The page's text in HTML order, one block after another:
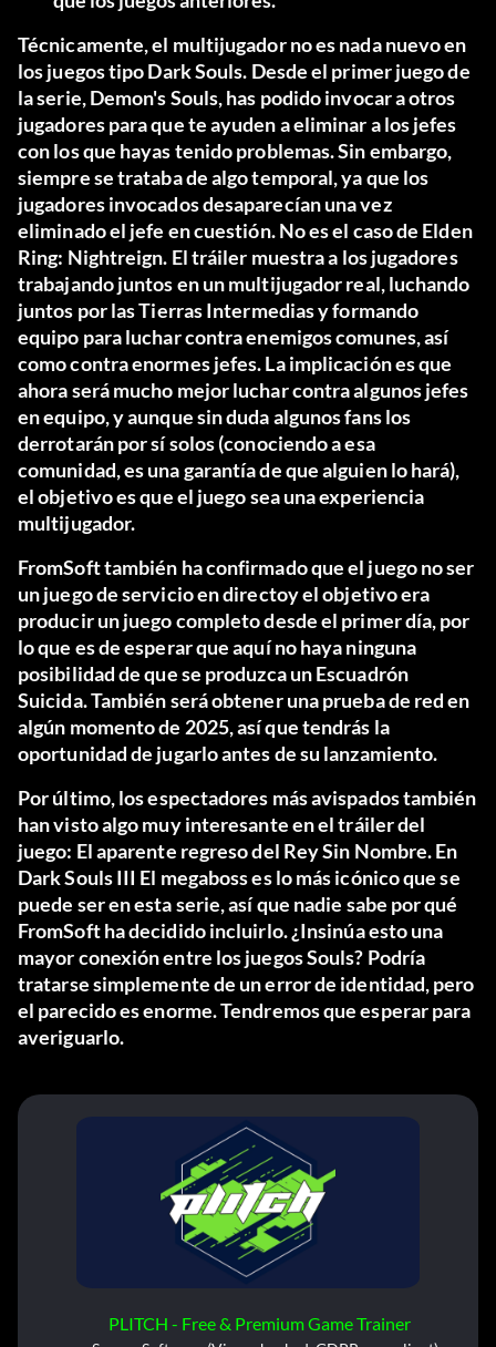
Técnicamente, el multijugador no es nada nuevo en
los juegos tipo Dark Souls. Desde el primer juego de
la serie, Demon's Souls, has podido invocar a otros
jugadores para que te ayuden a eliminar a los jefes
con los que hayas tenido problemas. Sin embargo,
siempre se trataba de algo temporal, ya que los
jugadores invocados desaparecían una vez
eliminado el jefe en cuestión. No es el caso de Elden
Ring: Nightreign. El tráiler muestra a los jugadores
trabajando juntos en un multijugador real, luchando
juntos por las Tierras Intermedias y formando
equipo para luchar contra enemigos comunes, así
como contra enormes jefes. La implicación es que
ahora será mucho mejor luchar contra algunos jefes
en equipo, y aunque sin duda algunos fans los
derrotarán por sí solos (conociendo a esa
comunidad, es una garantía de que alguien lo hará),
el objetivo es que el juego sea una experiencia
multijugador.
FromSoft también ha confirmado que el juegono ser
un juego de servicio en directoy el objetivo era
producir un juego completo desde el primer día, por
lo que es de esperar que aquí no haya ninguna
posibilidad de que se produzca un Escuadrón
Suicida. También seráobtener una prueba de reden
algún momento de 2025, así que tendrás la
oportunidad de jugarlo antes de su lanzamiento.
Por último, los espectadores más avispados también
han visto algo muy interesante en el tráiler del
juego: El aparente regreso del Rey Sin Nombre. En
Dark Souls III El megaboss es lo más icónico que se
puede ser en esta serie, así que nadie sabe por qué
FromSoft ha decidido incluirlo. ¿Insinúa esto una
mayor conexión entre los juegos Souls? Podría
tratarse simplemente de un error de identidad, pero
el parecido es enorme. Tendremos que esperar para
averiguarlo.
PLITCH - Free & Premium Game Trainer